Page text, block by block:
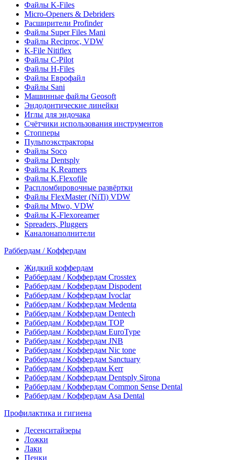
Файлы K-Files
Micro-Openers & Debriders
Расширители Profinder
Файлы Super Files Mani
Файлы Reciproc, VDW
K-File Nitiflex
Файлы C-Pilot
Файлы H-Files
Файлы Еврофайл
Файлы Sani
Машинные файлы Geosoft
Эндодонтические линейки
Иглы для эндочака
Счётчики использования инструментов
Стопперы
Пульпоэкстракторы
Файлы Soco
Файлы Dentsply
Файлы K.Reamers
Файлы K.Flexofile
Распломбировочные развёртки
Файлы FlexMaster (NiTi) VDW
Файлы Mtwo, VDW
Файлы K-Flexoreamer
Spreaders, Pluggers
Каналонаполнители
Раббердам / Коффердам
Жидкий коффердам
Раббердам / Коффердам Crosstex
Раббердам / Коффердам Dispodent
Раббердам / Коффердам Ivoclar
Раббердам / Коффердам Medenta
Раббердам / Коффердам Dentech
Раббердам / Коффердам ТОР
Раббердам / Коффердам EuroType
Раббердам / Коффердам JNB
Раббердам / Коффердам Nic tone
Раббердам / Коффердам Sanctuary
Раббердам / Коффердам Kerr
Раббердам / Коффердам Dentsply Sirona
Раббердам / Коффердам Common Sense Dental
Раббердам / Коффердам Asa Dental
Профилактика и гигиена
Десенситайзеры
Ложки
Лаки
Пенки